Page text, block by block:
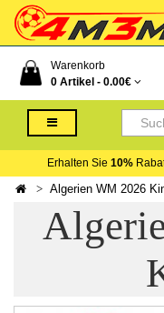
Warenkorb
0 Artikel - 0.00€
Erhalten Sie 10%
Algerien WM 2026